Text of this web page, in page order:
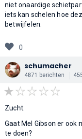
niet onaardige
iets kan schelen hoe
betwijfelen.
0
schumacher
4871 berichten
Zucht.
Gaat Mel Gibson er
te doen?